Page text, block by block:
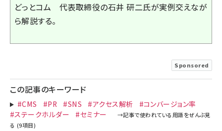
どっとコム 代表取締役の石井 研二氏が実例交えなが
ら解説する。
Sponsored
この記事のキーワード
#CMS #PR #SNS #アクセス解析
#コンバージョン率
#ステークホルダー
#セミナー